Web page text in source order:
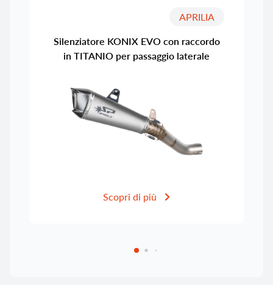
APRILIA
Silenziatore KONIX EVO con raccordo
in TITANIO per passaggio laterale
Scopri di più